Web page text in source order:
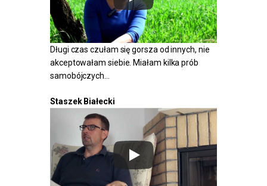
Długi czas czułam się gorsza od innych, nie
akceptowałam siebie. Miałam kilka prób
samobójczych…
Staszek Białecki